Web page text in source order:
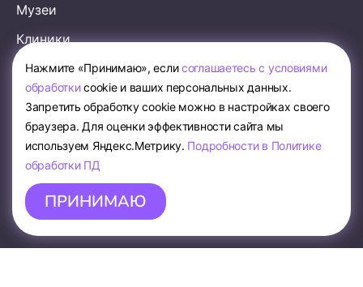
Музеи
Клиники
Аэропорты
Образование
Рестораны
Кафе
Магазины одежды
Сфера услуг
Нажмите «Принимаю», еслисоглашаетесь с условиями
обработкиcookie и ваших персональных данных.
Запретить обработку cookie можно в настройках своего
браузера. Для оценки эффективности сайта мы
используем Яндекс.Метрику. Подробности в Политике
обработки ПД
ПРИНИМАЮ